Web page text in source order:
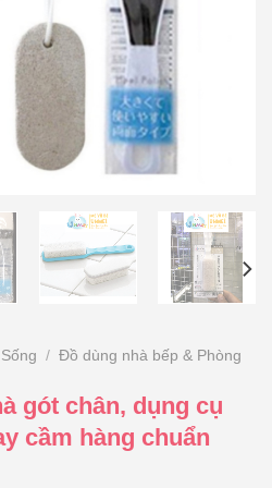
/ Đồ dùng nhà bếp & Phòng
gót chân, dụng cụ
cầm hàng chuẩn